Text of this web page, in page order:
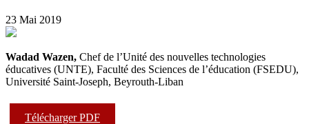
23 Mai 2019
Wadad Wazen, Chef de l’Unité des nouvelles technologies
éducatives (UNTE), Faculté des Sciences de l’éducation (FSEDU),
Université Saint-Joseph, Beyrouth-Liban
Télécharger PDF